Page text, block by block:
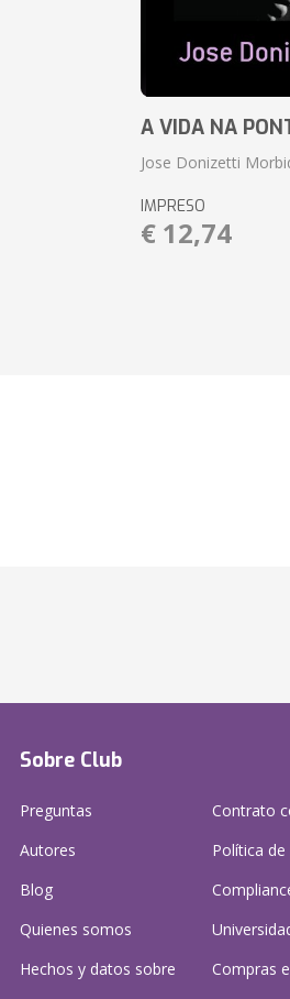
A VIDA NA
Jose Donizetti
IMPRESO
€ 12,74
Sobre Club
Preguntas
Autores
Blog
Quienes somos
Hechos y datos sobre
Contrato
Política de
Compras